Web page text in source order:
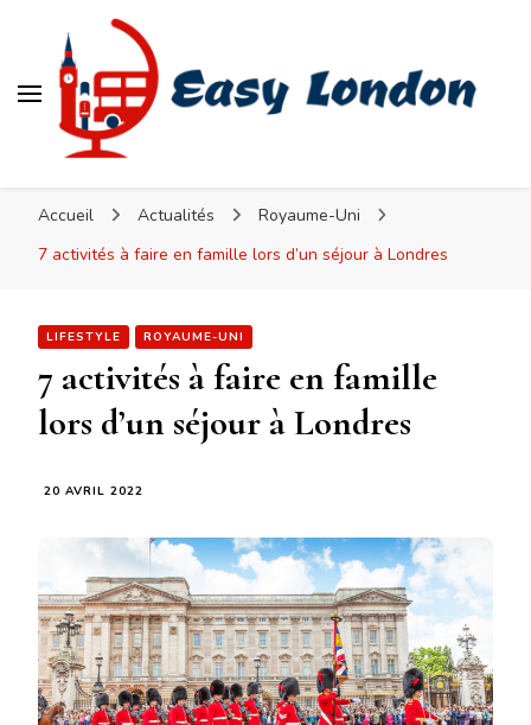
Accueil Actualités
Royaume-Uni
7 activités à faire en famille lors d’un séjour à Londres
LIFESTYLE ROYAUME-UNI
7 activités à faire en famille
lors d’un séjour à Londres
20 AVRIL 2022